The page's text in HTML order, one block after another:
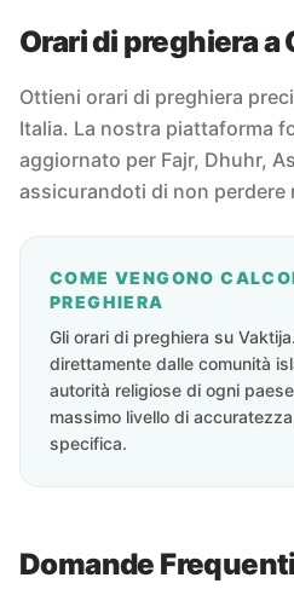
Orari di preghiera a
Ottieni orari di preghiera
Italia. La nostra piattaforma
aggiornato per Fajr, Dhuhr,
assicurandoti di non perdere
COME VENGONO
PREGHIERA
Gli orari di preghiera su
direttamente dalle comunità
autorità religiose di ogni
massimo livello di
specifica.
Domande Frequenti